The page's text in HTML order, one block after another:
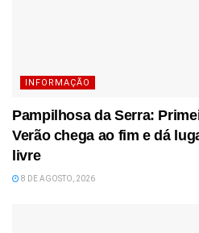
INFORMAÇÃO
Pampilhosa da Serra:
Verão chega ao fim e dá
livre
8 DE AGOSTO, 2026